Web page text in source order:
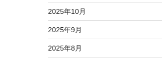
2025年10月
2025年9月
2025年8月